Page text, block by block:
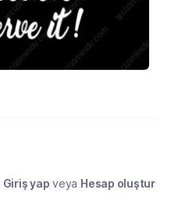
Giriş yap veya Hesap oluştur